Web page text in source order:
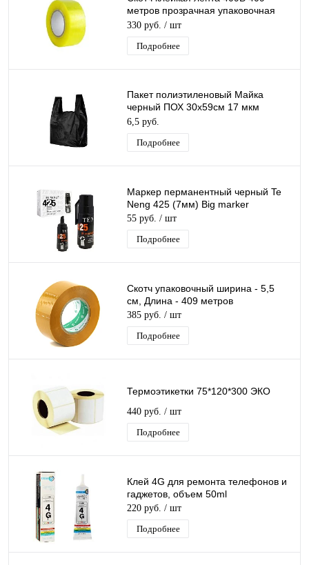
метров прозрачная упаковочная
лента скотч 55мм х 409м
330 руб. / шт
Подробнее
Пакет полиэтиленовый Майка
черный ПОХ 30х59см 17 мкм
(6,8гр) 1ШТ
6,5 руб.
Подробнее
Маркер перманентный черный Te
Neng 425 (7мм) Big marker
55 руб. / шт
Подробнее
Скотч упаковочный ширина - 5,5
см, Длина - 409 метров
385 руб. / шт
Подробнее
Термоэтикетки 75*120*300 ЭКО
440 руб. / шт
Подробнее
Клей 4G для ремонта телефонов и
гаджетов, объем 50ml
220 руб. / шт
Подробнее